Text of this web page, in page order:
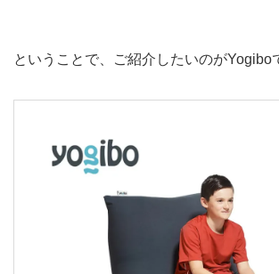
ということで、ご紹介したいのがYogibo